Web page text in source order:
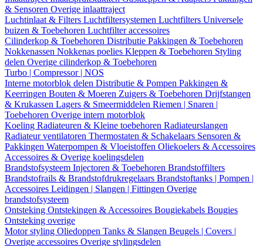
& Sensoren Overige inlaattraject
Luchtinlaat & Filters Luchtfiltersystemen Luchtfilters Universele
buizen & Toebehoren Luchtfilter accessoires
Cilinderkop & Toebehoren Distributie Pakkingen & Toebehoren
Nokkenassen Nokkenas poelies Kleppen & Toebehoren Styling
delen Overige cilinderkop & Toebehoren
Turbo | Compressor | NOS
Interne motorblok delen Distributie & Pompen Pakkingen &
Keerringen Bouten & Moeren Zuigers & Toebehoren Drijfstangen
& Krukassen Lagers & Smeermiddelen Riemen | Snaren |
Toebehoren Overige intern motorblok
Koeling Radiateuren & Kleine toebehoren Radiateurslangen
Radiateur ventilatoren Thermostaten & Schakelaars Sensoren &
Pakkingen Waterpompen & Vloeistoffen Oliekoelers & Accessoires
Accessoires & Overige koelingsdelen
Brandstofsysteem Injectoren & Toebehoren Brandstoffilters
Brandstofrails & Brandstofdrukregelaars Brandstoftanks | Pompen |
Accessoires Leidingen | Slangen | Fittingen Overige
brandstofsysteem
Ontsteking Ontstekingen & Accessoires Bougiekabels Bougies
Ontsteking overige
Motor styling Oliedoppen Tanks & Slangen Beugels | Covers |
Overige accessoires Overige stylingsdelen